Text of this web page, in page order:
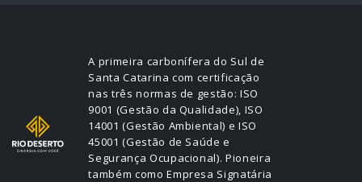
A primeira carbonífera do Sul de
Santa Catarina com certificação
nas três normas de gestão: ISO
9001 (Gestão da Qualidade), ISO
14001 (Gestão Ambiental) e ISO
45001 (Gestão de Saúde e
Segurança Ocupacional). Pioneira
também como Empresa Signatária